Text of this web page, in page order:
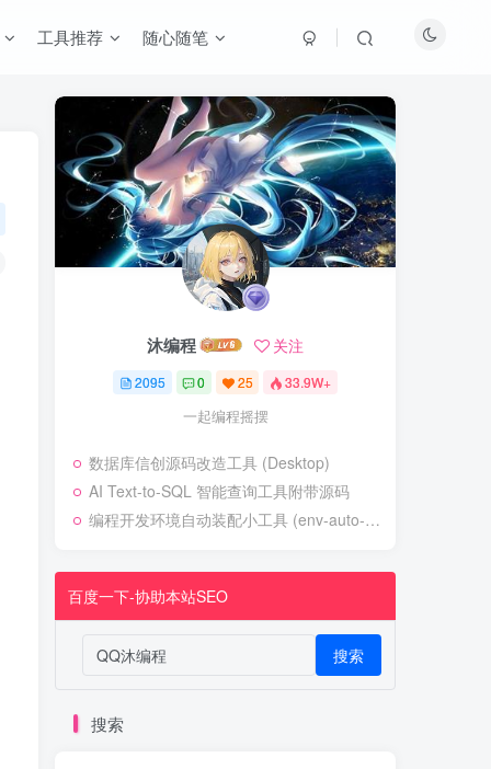
工具推荐 随心随笔
沐编程 关注
2095 0 25 33.9W+
一起编程摇摆
数据库信创源码改造工具 (Desktop)
AI Text-to-SQL 智能查询工具附带源码
编程开发环境自动装配小工具 (env-auto-setup)
百度一下-协助本站SEO
搜索
搜索